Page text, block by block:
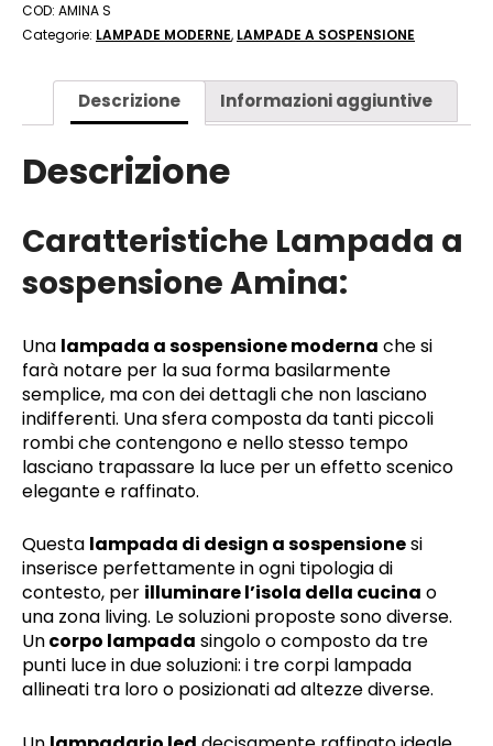
COD: AMINA S
Categorie: LAMPADE MODERNE, LAMPADE A SOSPENSIONE
Descrizione Informazioni aggiuntive
Descrizione
Caratteristiche Lampada a
sospensione Amina:
Una lampada a sospensione moderna che si
farà notare per la sua forma basilarmente
semplice, ma con dei dettagli che non lasciano
indifferenti. Una sfera composta da tanti piccoli
rombi che contengono e nello stesso tempo
lasciano trapassare la luce per un effetto scenico
elegante e raffinato.
Questa lampada di design a sospensionesi
inserisce perfettamente in ogni tipologia di
contesto, per illuminare l’isola della cucina o
una zona living. Le soluzioni proposte sono diverse.
Uncorpo lampada singolo o composto da tre
punti luce in due soluzioni: i tre corpi lampada
allineati tra loro o posizionati ad altezze diverse.